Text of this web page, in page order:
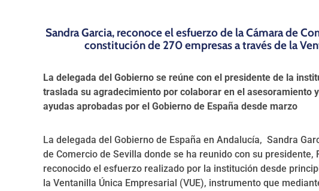
Sandra Garcia, reconoce el esfuerzo de la Cámara de
constitución de 270 empresas a través de la
La delegada del Gobierno se reúne con el presidente de la
traslada su agradecimiento por colaborar en el asesoramiento
ayudas aprobadas por el Gobierno de España desde marzo
La delegada del Gobierno de España en Andalucía, Sandra
de Comercio de Sevilla donde se ha reunido con su presidente,
reconocido el esfuerzo realizado por la institución desde
la Ventanilla Única Empresarial (VUE), instrumento que